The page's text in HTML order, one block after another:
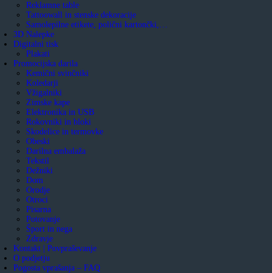
Reklamne table
Tattoowall in stenske dekoracije
Samolepilne etikete, polični kartončki,…
3D Nalepke
Digitalni tisk
Plakati
Promocijska darila
Kemični svinčniki
Koledarji
Vžigalniki
Zimske kape
Elektronika in USB
Rokovniki in bloki
Skodelice in termovke
Obeski
Darilna embalaža
Tekstil
Dežniki
Dom
Orodje
Otroci
Pisarna
Potovanje
Šport in nega
Zdravje
Kontakt | Povpraševanje
O podjetju
Pogosta vprašanja – FAQ